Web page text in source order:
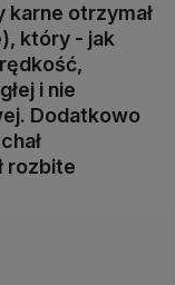
karne otrzymał
który - jak
i nie
Dodatkowo
rozbite